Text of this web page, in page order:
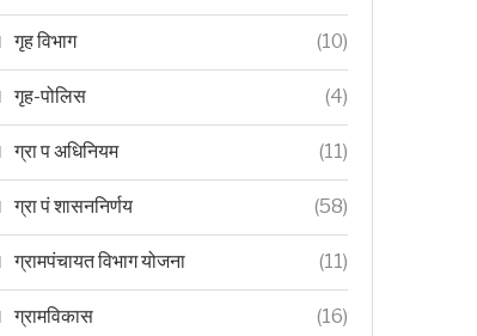
गृह विभाग (10)
गृह-पोलिस (4)
ग्रा प अधिनियम (11)
ग्रा पं शासननिर्णय (58)
ग्रामपंचायत विभाग योजना (11)
ग्रामविकास (16)